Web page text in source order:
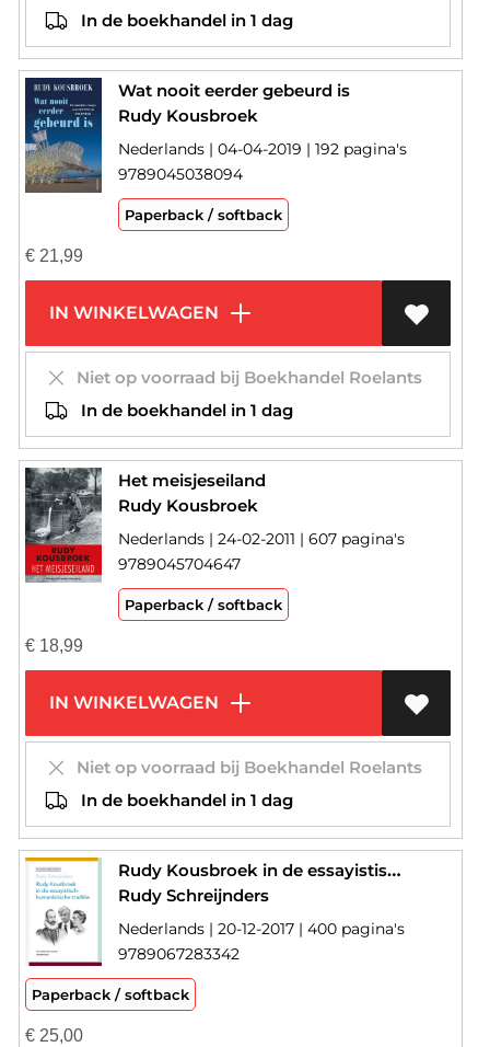
In de boekhandel in 1 dag
Wat nooit eerder gebeurd is
Rudy Kousbroek
Nederlands | 04-04-2019 | 192 pagina's
9789045038094
Paperback / softback
€21,99
IN WINKELWAGEN
Niet op voorraad bij Boekhandel Roelants
In de boekhandel in 1 dag
Het meisjeseiland
Rudy Kousbroek
Nederlands | 24-02-2011 | 607 pagina's
9789045704647
Paperback / softback
€18,99
IN WINKELWAGEN
Niet op voorraad bij Boekhandel Roelants
In de boekhandel in 1 dag
Rudy Kousbroek in de essayistisch-humanistische traditie
Rudy Schreijnders
Nederlands | 20-12-2017 | 400 pagina's
9789067283342
Paperback / softback
€25,00